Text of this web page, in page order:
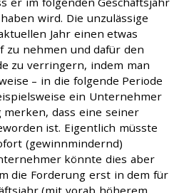
wird. Die unzulässige
Jahr einen etwas
zu nehmen und dafür den
zu verringern, indem man
– in die folgende Periode
ein Unternehmer
dass eine seiner
ist. Eigentlich müsste
(gewinnmindernd)
könnte dies aber
die Forderung erst in dem für
(mit vorab höherem